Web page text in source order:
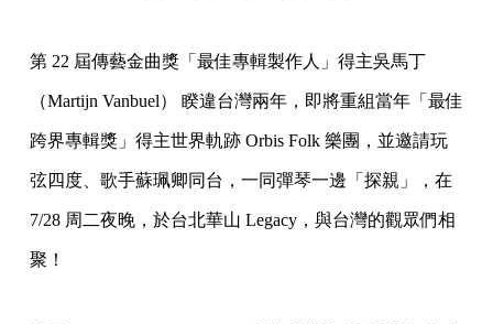
第 22 屆傳藝金曲獎「最佳專輯製作人」得主吳馬丁
（Martijn Vanbuel） 睽違台灣兩年，即將重組當年「最佳
跨界專輯獎」得主世界軌跡 Orbis Folk 樂團，並邀請玩
弦四度、歌手蘇珮卿同台，一同彈琴一邊「 探親」，在
7/28 周二夜晚，於台北華山 Legacy， 與台灣的觀眾們相
聚！